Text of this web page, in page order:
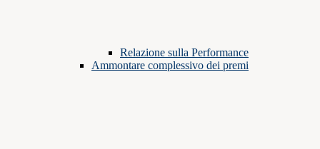
Relazione sulla Performance
Ammontare complessivo dei premi